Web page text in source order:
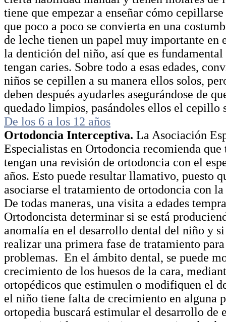
tiene que empezar a enseñar cómo
que poco a poco se convierta en una
de leche tienen un papel muy importante en
la dentición del niño, así que es
tengan caries. Sobre todo a esas edades,
niños se cepillen a su manera ellos solos,
deben después ayudarles asegurándose de
quedado limpios, pasándoles ellos el cepillo
De los 6 a los 12 años
Ortodoncia Interceptiva. La Asociación
Especialistas en Ortodoncia recomienda que
tengan una revisión de ortodoncia con el
años. Esto puede resultar llamativo, puesto
asociarse el tratamiento de ortodoncia con
De todas maneras, una visita a edades
Ortodoncista determinar si se está
anomalía en el desarrollo dental del niño y si
realizar una primera fase de tratamiento
problemas. En el ámbito dental, se puede
crecimiento de los huesos de la cara,
ortopédicos que estimulen o modifiquen el
el niño tiene falta de crecimiento en alguna
ortopedia buscará estimular el desarrollo de